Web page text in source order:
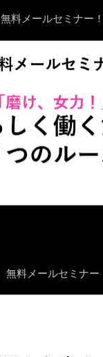
無料メールセミナー！
無料メールセミナー